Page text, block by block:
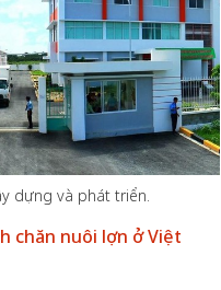
dựng và phát triển.
chăn nuôi lợn ở Việt